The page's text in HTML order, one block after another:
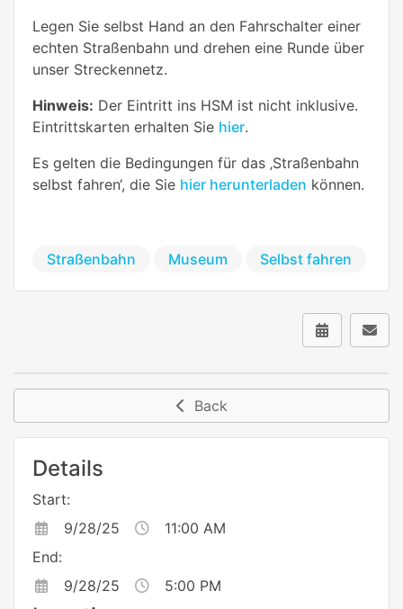
Legen Sie selbst Hand an den Fahrschalter einer
echten Straßenbahn und drehen eine Runde über
unser Streckennetz.
Hinweis: Der Eintritt ins HSM ist nicht inklusive.
Eintrittskarten erhalten Sie hier.
Es gelten die Bedingungen für das ‚Straßenbahn
selbst fahren‘, die Sie hier herunterladen können.
Straßenbahn Museum Selbst fahren
Back
Details
Start:
9/28/25
11:00 AM
End:
9/28/25
5:00 PM